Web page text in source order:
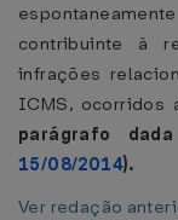
contribuinte à
infrações
ICMS, ocorridos
parágrafo
15/08/2014).
Ver redação